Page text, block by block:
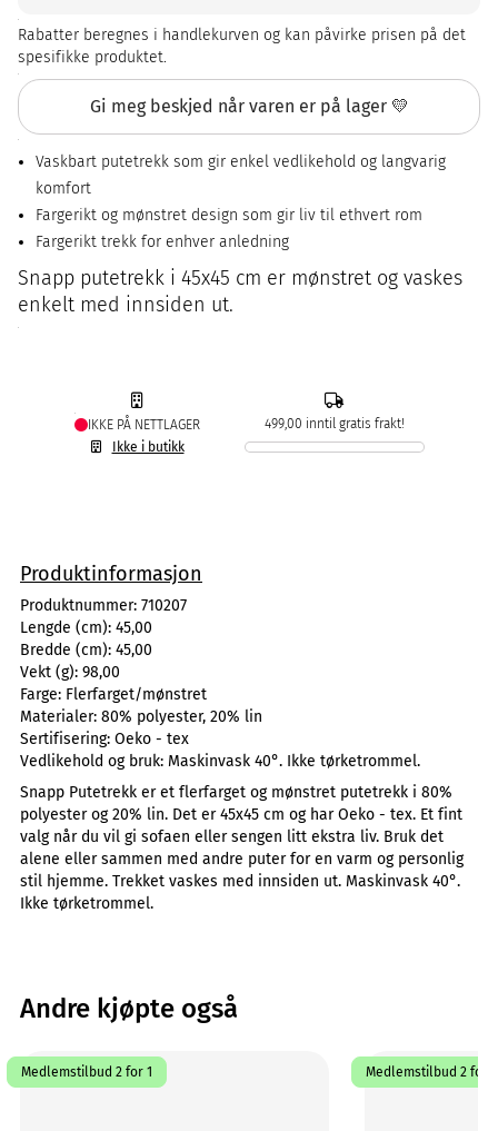
Rabatter beregnes i handlekurven og kan påvirke prisen på det
spesifikke produktet.
Gi meg beskjed når varen er på lager 💛
Vaskbart putetrekk som gir enkel vedlikehold og langvarig
komfort
Fargerikt og mønstret design som gir liv til ethvert rom
Fargerikt trekk for enhver anledning
Snapp putetrekk i 45x45 cm er mønstret og vaskes
enkelt med innsiden ut.
IKKE PÅ NETTLAGER
Ikke i butikk
499,00 inntil gratis frakt!
Produktinformasjon
Produktnummer: 710207
Lengde (cm): 45,00
Bredde (cm): 45,00
Vekt (g): 98,00
Farge: Flerfarget/mønstret
Materialer: 80% polyester, 20% lin
Sertifisering: Oeko - tex
Vedlikehold og bruk: Maskinvask 40°. Ikke tørketrommel.
Snapp Putetrekk er et flerfarget og mønstret putetrekk i 80%
polyester og 20% lin. Det er 45x45 cm og har Oeko - tex. Et fint
valg når du vil gi sofaen eller sengen litt ekstra liv. Bruk det
alene eller sammen med andre puter for en varm og personlig
stil hjemme. Trekket vaskes med innsiden ut. Maskinvask 40°.
Ikke tørketrommel.
Andre kjøpte også
Medlemstilbud 2 for 1 Medlemstilbud 2 for 1